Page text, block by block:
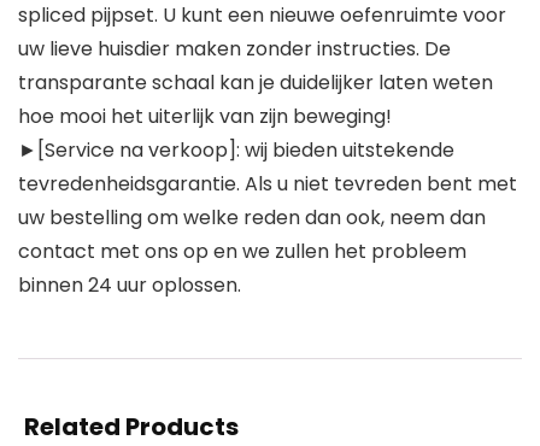
spliced pijpset. U kunt een nieuwe oefenruimte voor
uw lieve huisdier maken zonder instructies. De
transparante schaal kan je duidelijker laten weten
hoe mooi het uiterlijk van zijn beweging!
►[Service na verkoop]: wij bieden uitstekende
tevredenheidsgarantie. Als u niet tevreden bent met
uw bestelling om welke reden dan ook, neem dan
contact met ons op en we zullen het probleem
binnen 24 uur oplossen.
Related Products